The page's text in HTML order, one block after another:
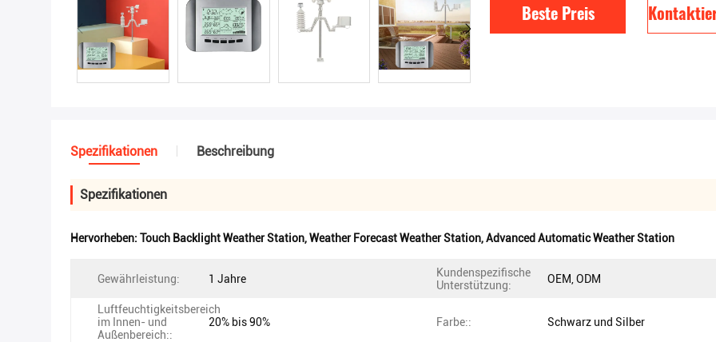
Beste Preis
Spezifikationen Beschreibung
Spezifikationen
Hervorheben: Touch Backlight Weather Station,Weather Forecast Weather Station,Advanced Automatic Weather Station
Gewährleistung: 1 Jahre
Kundenspezifische
Unterstützung:
OEM, ODM
Luftfeuchtigkeitsbereich
im Innen- und
Außenbereich::
20% bis 90% Farbe:: Schwarz und Silber